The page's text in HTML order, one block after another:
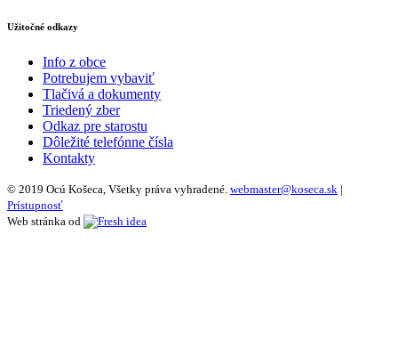
Užitočné odkazy
Info z obce
Potrebujem vybaviť
Tlačivá a dokumenty
Triedený zber
Odkaz pre starostu
Dôležité telefónne čísla
Kontakty
© 2019 Ocú Košeca, Všetky práva vyhradené. webmaster@koseca.sk |
Prístupnosť
Web stránka od